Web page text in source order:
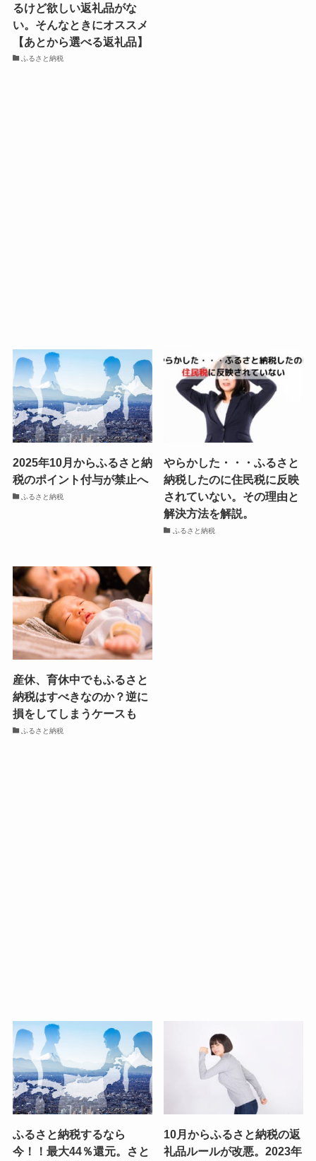
るけど欲しい返礼品がな
い。そんなときにオススメ
【あとから選べる返礼品】
ふるさと納税
2025年10月からふるさと納
税のポイント付与が禁止へ
ふるさと納税
やらかした・・・ふるさと
納税したのに住民税に反映
されていない。その理由と
解決方法を解説。
ふるさと納税
産休、育休中でもふるさと
納税はすべきなのか？逆に
損をしてしまうケースも
ふるさと納税
ふるさと納税するなら
今！！最大44％還元。さと
10月からふるさと納税の返
礼品ルールが改悪。2023年